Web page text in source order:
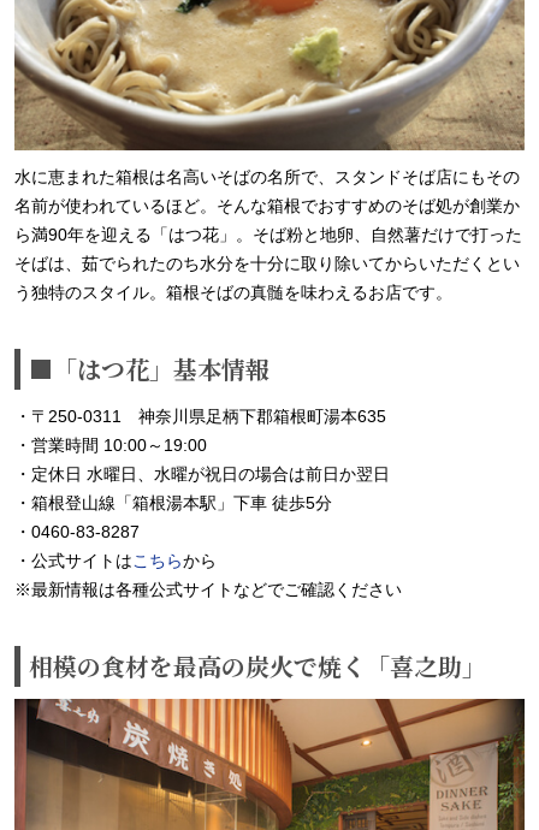
水に恵まれた箱根は名高いそばの名所で、スタンドそば店にもその
名前が使われているほど。そんな箱根でおすすめのそば処が創業か
ら満90年を迎える「はつ花」。そば粉と地卵、自然薯だけで打った
そばは、茹でられたのち水分を十分に取り除いてからいただくとい
う独特のスタイル。箱根そばの真髄を味わえるお店です。
■「はつ花」基本情報
・〒250-0311 神奈川県足柄下郡箱根町湯本635
・営業時間 10:00～19:00
・定休日 水曜日、水曜が祝日の場合は前日か翌日
・箱根登山線「箱根湯本駅」下車 徒歩5分
・0460-83-8287
・公式サイトはこちらから
※最新情報は各種公式サイトなどでご確認ください
相模の食材を最高の炭火で焼く「喜之助」